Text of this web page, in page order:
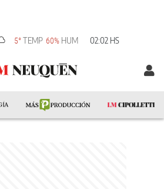
5° TEMP 60% HUM 02:02 HS